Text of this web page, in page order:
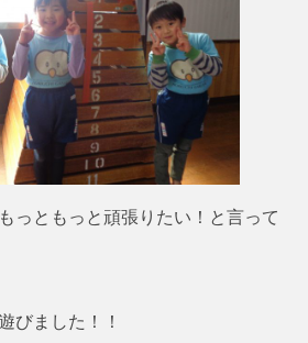
っともっと頑張りたい！と言って
びました！！